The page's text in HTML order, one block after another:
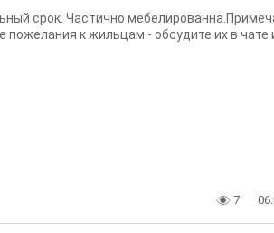
срок. Частично
к жильцам - обсудите их в чате
7